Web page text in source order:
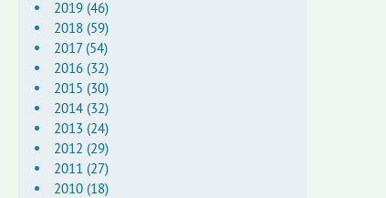
2019 (46)
2018 (59)
2017 (54)
2016 (32)
2015 (30)
2014 (32)
2013 (24)
2012 (29)
2011 (27)
2010 (18)